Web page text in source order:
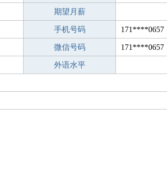
期望月薪
手机号码 171****0657
微信号码 171****0657
外语水平